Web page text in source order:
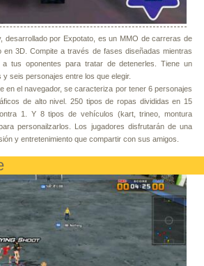
desarrollado por Expotato, es un MMO de carreras de
en 3D. Compite a través de fases diseñadas mientras
tus oponentes para tratar de detenerles. Tiene un
seis personajes entre los que elegir.
en el navegador, se caracteriza por tener 6 personajes
de alto nivel. 250 tipos de ropas divididas en 15
1. Y 8 tipos de vehículos (kart, trineo, montura
personailzarlos. Los jugadores disfrutarán de una
y entretenimiento que compartir con sus amigos.